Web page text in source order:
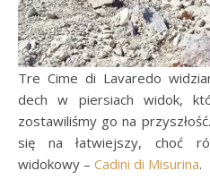
Tre Cime di Lavaredo
dech w piersiach widok,
zostawiliśmy go na
się na łatwiejszy, choć
widokowy – Cadini di Misurina.